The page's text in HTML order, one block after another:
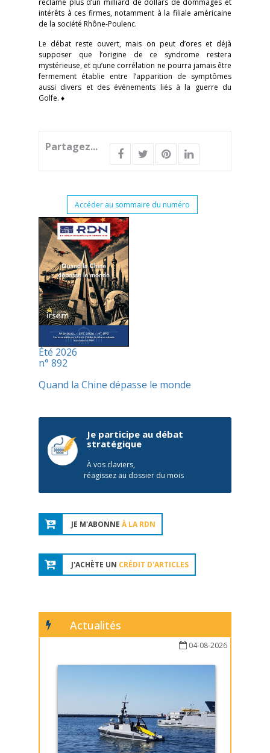
réclamé plus d’un milliard de dollars de dommages et
intérêts à ces firmes, notamment à la filiale américaine
de la société Rhône-Poulenc.
Le débat reste ouvert, mais on peut d’ores et déjà
supposer que l’origine de ce syndrome restera
mystérieuse, et qu’une corrélation ne pourra jamais être
fermement établie entre l’apparition de symptômes
aussi divers et des événements liés à la guerre du
Golfe. ♦
Partagez...
Accéder au sommaire du numéro
Été 2026
n° 892
Quand la Chine dépasse le monde
Je participe au débat
stratégique
À vos claviers,
réagissez au dossier du mois
JE M'ABONNE À LA RDN
J'ACHÈTE UN CRÉDIT D'ARTICLES
Actualités
04-08-2026